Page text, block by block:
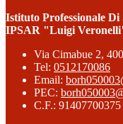
Istituto Professionale
IPSAR "Luigi
Via Cimabue 2,
Tel: 0512170086
Email:
PEC:
C.F.: 91407700375